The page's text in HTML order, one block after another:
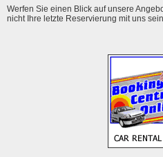
Werfen Sie einen Blick auf unsere
nicht Ihre letzte Reservierung mit uns